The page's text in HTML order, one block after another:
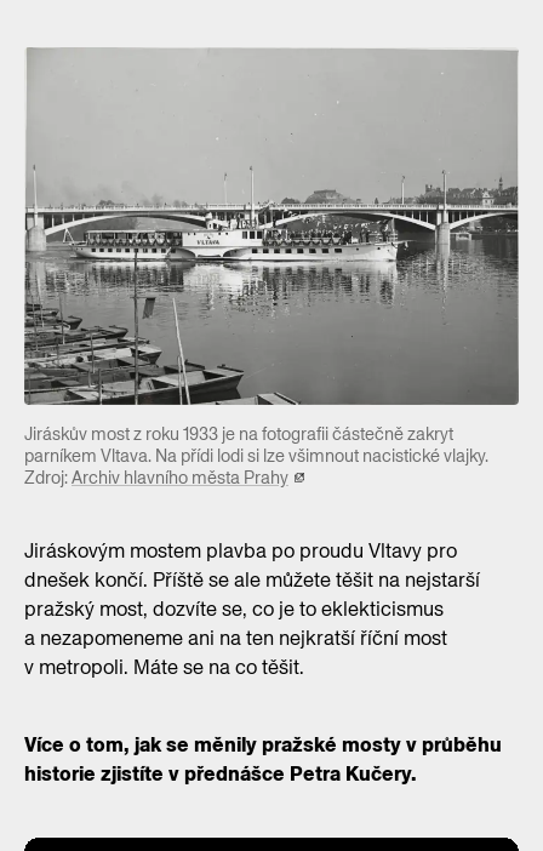
Jiráskův most z roku 1933 je na fotografii částečně zakryt
parníkem Vltava. Na přídi lodi si lze všimnout nacistické vlajky.
Zdroj:Archiv hlavního města Prahy
Jiráskovým mostem plavba po proudu Vltavy pro
dnešek končí. Příště se ale můžete těšit na nejstarší
pražský most, dozvíte se, co je to eklekticismus
a nezapomeneme ani na ten nejkratší říční most
v metropoli. Máte se na co těšit.
Více o tom, jak se měnily pražské mosty v průběhu
historie zjistíte v přednášce Petra Kučery.